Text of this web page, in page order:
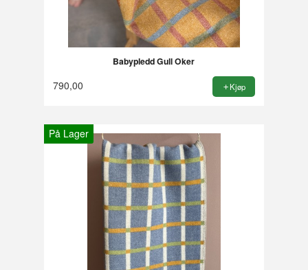
Babypledd Gull Oker
790,00 Kjøp
På Lager